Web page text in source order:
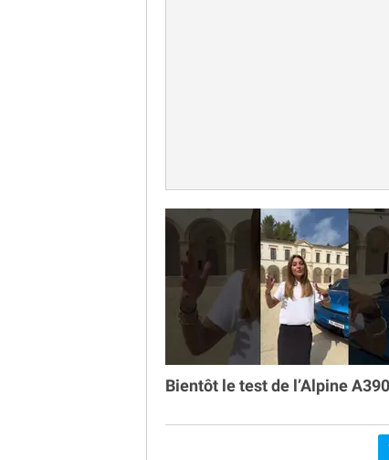
Bientôt le test de l’Alpine